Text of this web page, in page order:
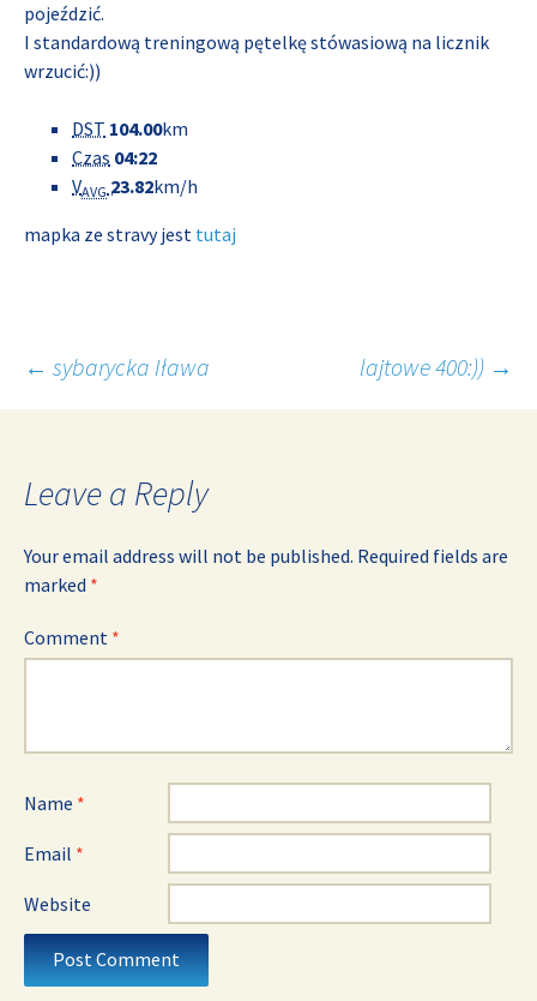
pojeździć.
I standardową treningową pętelkę stówasiową na licznik
wrzucić:))
DST 104.00km
Czas 04:22
VAVG 23.82km/h
mapka ze stravy jest tutaj
Post
← sybarycka Iława lajtowe 400:)) →
Leave a Reply
Your email address will not be published. Required fields are
marked *
Comment *
Name *
Email *
Website